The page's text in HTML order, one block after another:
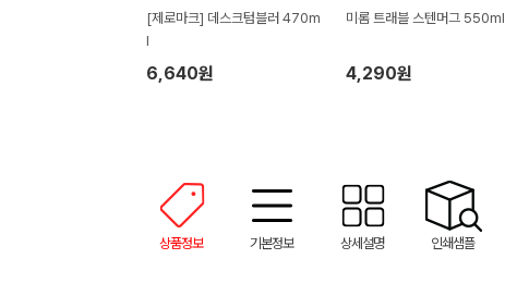
[제로마크] 데스크텀블러 470m
l
6,640원
미롬 트래블 스텐머그 550ml
4,290원
상품정보 기본정보 상세설명 인쇄샘플